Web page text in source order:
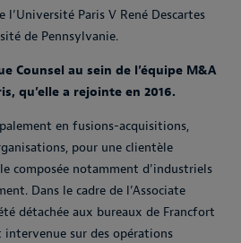
Paris V René Descartes
de Pennsylvanie.
Counsel au sein de l’équipe M&A
qu’elle a rejointe en 2016.
en fusions-acquisitions,
pour une clientèle
composée notamment d’industriels
Dans le cadre de l’Associate
détachée aux bureaux de Francfort
intervenue sur des opérations